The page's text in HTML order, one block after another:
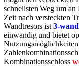
schnellsten Weg um
Zeit nach versteckten
Wandtresors ist 3-
einwandig und bietet
Kombinationsschloss